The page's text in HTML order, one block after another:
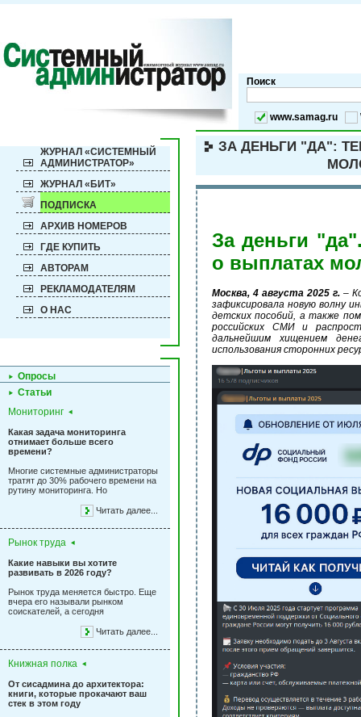
Поиск
www.samag.ru
ЖУРНАЛ «СИСТЕМНЫЙ
АДМИНИСТРАТОР»
ЖУРНАЛ «БИТ»
ПОДПИСКА
АРХИВ НОМЕРОВ
ГДЕ КУПИТЬ
АВТОРАМ
РЕКЛАМОДАТЕЛЯМ
О НАС
Опросы
Статьи
Мониторинг
Какая задача мониторинга
отнимает больше всего
времени?
Многие системные администраторы
тратят до 30% рабочего времени на
рутину мониторинга. Но
Читать далее...
Рынок труда
Какие навыки вы хотите
развивать в 2026 году?
Рынок труда меняется быстро. Еще
вчера его называли рынком
соискателей, а сегодня
Читать далее...
Книжная полка
От сисадмина до архитектора:
книги, которые прокачают ваш
стек в этом году
ЗА ДЕНЬГИ "ДА":
За деньги
о выплатах
Москва, 4 августа 2025 г. –
зафиксировала новую волну
детских пособий, а также
российских СМИ и
дальнейшим хищением
использования сторонних